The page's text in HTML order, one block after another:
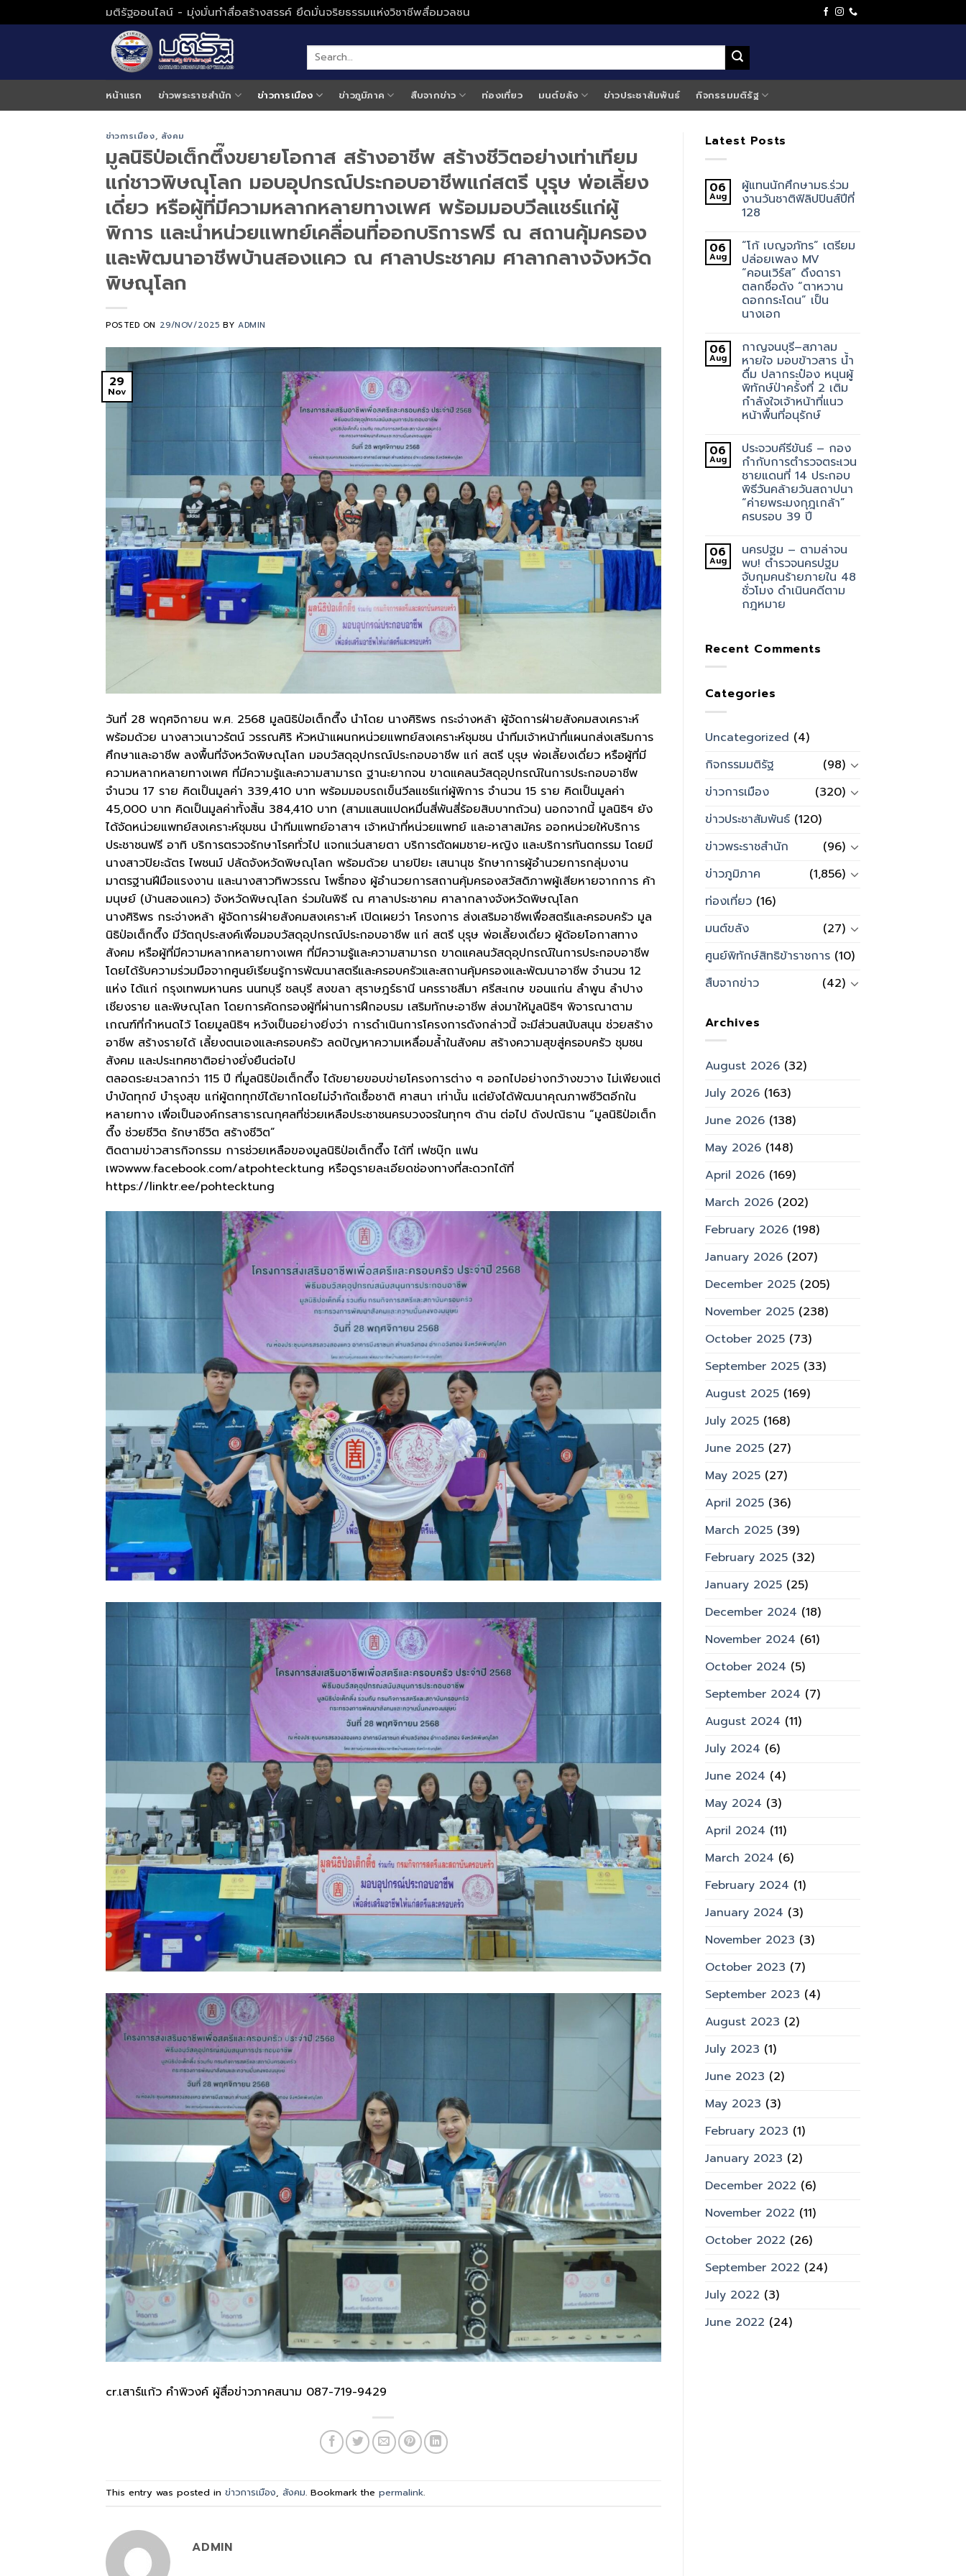
to
มติรัฐออนไลน์ - มุ่งมั่นทำสื่อสร้างสรรค์ ยึดมั่นจริยธรรมแห่งวิชาชีพสื่อมวลชน
หน้าแรก ข่าวพระราชสำนัก ข่าวการเมือง ข่าวภูมิภาค สืบจากข่าว ท่องเที่ยว มนต์ขลัง ข่าวประชาสัมพันธ์ กิจกรรมมติรัฐ
ข่าวการเมือง, สังคม
มูลนิธิป่อเต็กตึ๊งขยายโอกาส สร้างอาชีพ สร้างชีวิตอย่างเท่าเทียม
แก่ชาวพิษณุโลก มอบอุปกรณ์ประกอบอาชีพแก่สตรี บุรุษ พ่อเลี้ยง
เดี่ยว หรือผู้ที่มีความหลากหลายทางเพศ พร้อมมอบวีลแชร์แก่ผู้
พิการ และนำหน่วยแพทย์เคลื่อนที่ออกบริการฟรี ณ สถานคุ้มครอง
และพัฒนาอาชีพบ้านสองแคว ณ ศาลาประชาคม ศาลากลางจังหวัด
พิษณุโลก
POSTED ON 29/NOV/2025 BYADMIN
29
Nov
วันที่ 28 พฤศจิกายน พ.ศ. 2568 มูลนิธิป่อเต็กตึ๊ง นำโดย นางศิริพร กระจ่างหล้า ผู้จัดการฝ่ายสังคมสงเคราะห์
พร้อมด้วย นางสาวเนาวรัตน์ วรรณศิริ หัวหน้าแผนกหน่วยแพทย์สงเคราะห์ชุมชน นำทีมเจ้าหน้าที่แผนกส่งเสริมการ
ศึกษาและอาชีพ ลงพื้นที่จังหวัดพิษณุโลก มอบวัสดุอุปกรณ์ประกอบอาชีพ แก่ สตรี บุรุษ พ่อเลี้ยงเดี่ยว หรือผู้ที่มี
ความหลากหลายทางเพศ ที่มีความรู้และความสามารถ ฐานะยากจน ขาดแคลนวัสดุอุปกรณ์ในการประกอบอาชีพ
จำนวน 17 ราย คิดเป็นมูลค่า 339,410 บาท พร้อมมอบรถเข็นวีลแชร์แก่ผู้พิการ จำนวน 15 ราย คิดเป็นมูลค่า
45,000 บาท คิดเป็นมูลค่าทั้งสิ้น 384,410 บาท (สามแสนแปดหมื่นสี่พันสี่ร้อยสิบบาทถ้วน) นอกจากนี้ มูลนิธิฯ ยัง
ได้จัดหน่วยแพทย์สงเคราะห์ชุมชน นำทีมแพทย์อาสาฯ เจ้าหน้าที่หน่วยแพทย์ และอาสาสมัคร ออกหน่วยให้บริการ
ประชาชนฟรี อาทิ บริการตรวจรักษาโรคทั่วไป แจกแว่นสายตา บริการตัดผมชาย-หญิง และบริการทันตกรรม โดยมี
นางสาวปิยะฉัตร ไพชนม์ ปลัดจังหวัดพิษณุโลก พร้อมด้วย นายปิยะ เสนานุช รักษาการผู้อำนวยการกลุ่มงาน
มาตรฐานฝีมือแรงงาน และนางสาวทิพวรรณ โพธิ์ทอง ผู้อำนวยการสถานคุ้มครองสวัสดิภาพผู้เสียหายจากการ ค้า
มนุษย์ (บ้านสองแคว) จังหวัดพิษณุโลก ร่วมในพิธี ณ ศาลาประชาคม ศาลากลางจังหวัดพิษณุโลก
นางศิริพร กระจ่างหล้า ผู้จัดการฝ่ายสังคมสงเคราะห์ เปิดเผยว่า โครงการ ส่งเสริมอาชีพเพื่อสตรีและครอบครัว มูล
นิธิป่อเต็กตึ๊ง มีวัตถุประสงค์เพื่อมอบวัสดุอุปกรณ์ประกอบอาชีพ แก่ สตรี บุรุษ พ่อเลี้ยงเดี่ยว ผู้ด้อยโอกาสทาง
สังคม หรือผู้ที่มีความหลากหลายทางเพศ ที่มีความรู้และความสามารถ ขาดแคลนวัสดุอุปกรณ์ในการประกอบอาชีพ
โดยได้รับความร่วมมือจากศูนย์เรียนรู้การพัฒนาสตรีและครอบครัวและสถานคุ้มครองและพัฒนาอาชีพ จำนวน 12
แห่ง ได้แก่ กรุงเทพมหานคร นนทบุรี ชลบุรี สงขลา สุราษฎร์ธานี นครราชสีมา ศรีสะเกษ ขอนแก่น ลำพูน ลำปาง
เชียงราย และพิษณุโลก โดยการคัดกรองผู้ที่ผ่านการฝึกอบรม เสริมทักษะอาชีพ ส่งมาให้มูลนิธิฯ พิจารณาตาม
เกณฑ์ที่กำหนดไว้ โดยมูลนิธิฯ หวังเป็นอย่างยิ่งว่า การดำเนินการโครงการดังกล่าวนี้ จะมีส่วนสนับสนุน ช่วยสร้าง
อาชีพ สร้างรายได้ เลี้ยงตนเองและครอบครัว ลดปัญหาความเหลื่อมล้ำในสังคม สร้างความสุขสู่ครอบครัว ชุมชน
สังคม และประเทศชาติอย่างยั่งยืนต่อไป
ตลอดระยะเวลากว่า 115 ปี ที่มูลนิธิป่อเต็กตึ๊ง ได้ขยายขอบข่ายโครงการต่าง ๆ ออกไปอย่างกว้างขวาง ไม่เพียงแต่
บำบัดทุกข์ บำรุงสุข แก่ผู้ตกทุกข์ได้ยากโดยไม่จำกัดเชื้อชาติ ศาสนา เท่านั้น แต่ยังได้พัฒนาคุณภาพชีวิตอีกใน
หลายทาง เพื่อเป็นองค์กรสาธารณกุศลที่ช่วยเหลือประชาชนครบวงจรในทุกๆ ด้าน ต่อไป ดังปณิธาน “มูลนิธิป่อเต็ก
ตึ๊ง ช่วยชีวิต รักษาชีวิต สร้างชีวิต”
ติดตามข่าวสารกิจกรรม การช่วยเหลือของมูลนิธิป่อเต็กตึ๊ง ได้ที่ เฟซบุ๊ก แฟน
เพจwww.facebook.com/atpohtecktung หรือดูรายละเอียดช่องทางที่สะดวกได้ที่
https://linktr.ee/pohtecktung
cr.เสาร์แก้ว คำพิวงค์ ผู้สื่อข่าวภาคสนาม 087-719-9429
This entry was posted in ข่าวการเมือง, สังคม. Bookmark the permalink.
ADMIN
Latest Posts
06
Aug
ผู้แทนนักศึกษามธ.ร่วม
งานวันชาติฟิลิปปินส์ปีที่
128
06
Aug
“โก้ เบญจภัทร” เตรียม
ปล่อยเพลง MV
“คอนเวิร์ส” ดึงดารา
ตลกชื่อดัง “ตาหวาน
ดอกกระโดน” เป็น
นางเอก
06
Aug
กาญจนบุรี–สภาลม
หายใจ มอบข้าวสาร น้ำ
ดื่ม ปลากระป๋อง หนุนผู้
พิทักษ์ป่าครั้งที่ 2 เติม
กำลังใจเจ้าหน้าที่แนว
หน้าพื้นที่อนุรักษ์
06
Aug
ประจวบคีรีขันธ์ – กอง
กำกับการตำรวจตระเวน
ชายแดนที่ 14 ประกอบ
พิธีวันคล้ายวันสถาปนา
“ค่ายพระมงกุฎเกล้า”
ครบรอบ 39 ปี
06
Aug
นครปฐม – ตามล่าจน
พบ! ตำรวจนครปฐม
จับกุมคนร้ายภายใน 48
ชั่วโมง ดำเนินคดีตาม
กฎหมาย
Recent Comments
Categories
Uncategorized (4)
กิจกรรมมติรัฐ
(98)
ข่าวการเมือง
(320)
ข่าวประชาสัมพันธ์(120)
ข่าวพระราชสำนัก
(96)
ข่าวภูมิภาค
(1,856)
ท่องเที่ยว(16)
มนต์ขลัง
(27)
ศูนย์พิทักษ์สิทธิข้าราชการ(10)
สืบจากข่าว
(42)
Archives
August 2026(32)
July 2026(163)
June 2026(138)
May 2026(148)
April 2026(169)
March 2026(202)
February 2026(198)
January 2026(207)
December 2025(205)
November 2025(238)
October 2025(73)
September 2025(33)
August 2025(169)
July 2025(168)
June 2025(27)
May 2025(27)
April 2025(36)
March 2025(39)
February 2025(32)
January 2025(25)
December 2024 (18)
November 2024 (61)
October 2024 (5)
September 2024 (7)
August 2024 (11)
July 2024 (6)
June 2024 (4)
May 2024 (3)
April 2024 (11)
March 2024 (6)
February 2024 (1)
January 2024 (3)
November 2023 (3)
October 2023 (7)
September 2023 (4)
August 2023 (2)
July 2023 (1)
June 2023 (2)
May 2023 (3)
February 2023 (1)
January 2023 (2)
December 2022 (6)
November 2022 (11)
October 2022 (26)
September 2022 (24)
July 2022 (3)
June 2022 (24)